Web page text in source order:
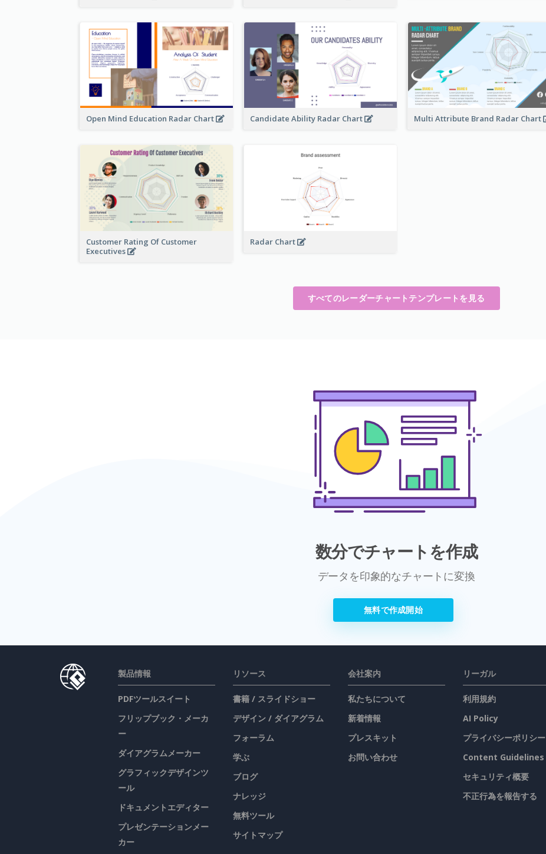
Open Mind Education Radar Chart Candidate Ability Radar Chart Multi Attribute Brand Radar Chart
Customer Rating Of Customer
Executives
Radar Chart
すべてのレーダーチャートテンプレートを見る
数分でチャートを作成
データを印象的なチャートに変換
無料で作成開始
製品情報
PDFツールスイート
フリップブック・メーカ
ー
ダイアグラムメーカー
グラフィックデザインツ
ール
ドキュメントエディター
プレゼンテーションメー
カー
リソース
書籍 / スライドショー
デザイン / ダイアグラム
フォーラム
学ぶ
ブログ
ナレッジ
無料ツール
サイトマップ
会社案内
私たちについて
新着情報
プレスキット
お問い合わせ
リーガル
利用規約
AI Policy
プライバシーポリシー
Content Guidelines
セキュリティ概要
不正行為を報告する